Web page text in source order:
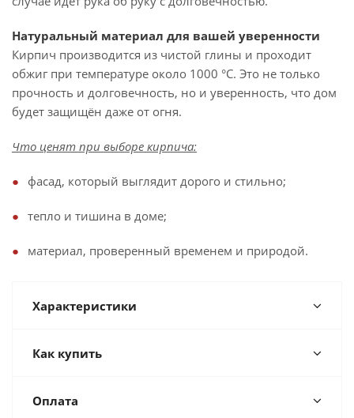
Натуральный материал для вашей уверенности
Кирпич производится из чистой глины и проходит
обжиг при температуре около 1000 °C. Это не только
прочность и долговечность, но и уверенность, что дом
будет защищён даже от огня.
Что ценят при выборе кирпича:
фасад, который выглядит дорого и стильно;
тепло и тишина в доме;
материал, проверенный временем и природой.
Характеристики
Как купить
Оплата